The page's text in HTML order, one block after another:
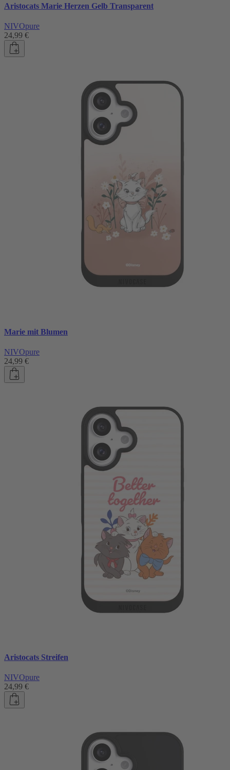
Aristocats Marie Herzen Gelb Transparent
NIVOpure
24,99 €
Marie mit Blumen
NIVOpure
24,99 €
Aristocats Streifen
NIVOpure
24,99 €